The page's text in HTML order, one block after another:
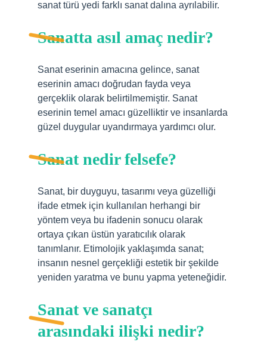
sanat türü yedi farklı sanat dalına ayrılabilir.
Sanatta asıl amaç nedir?
Sanat eserinin amacına gelince, sanat
eserinin amacı doğrudan fayda veya
gerçeklik olarak belirtilmemiştir. Sanat
eserinin temel amacı güzelliktir ve insanlarda
güzel duygular uyandırmaya yardımcı olur.
Sanat nedir felsefe?
Sanat, bir duyguyu, tasarımı veya güzelliği
ifade etmek için kullanılan herhangi bir
yöntem veya bu ifadenin sonucu olarak
ortaya çıkan üstün yaratıcılık olarak
tanımlanır. Etimolojik yaklaşımda sanat;
insanın nesnel gerçekliği estetik bir şekilde
yeniden yaratma ve bunu yapma yeteneğidir.
Sanat ve sanatçı
arasındaki ilişki nedir?